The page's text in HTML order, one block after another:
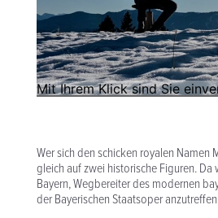
Wer sich den schicken royalen Namen
gleich auf zwei historische Figuren.
Bayern, Wegbereiter des modernen
der Bayerischen Staatsoper